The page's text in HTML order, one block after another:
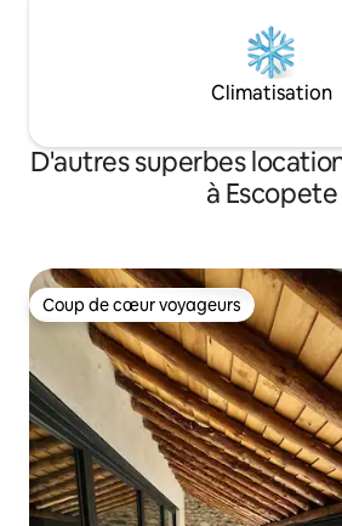
Climatisation
D'autres superbes
à Escopete
Coup de cœur voyageurs
Coup de cœur voyageurs